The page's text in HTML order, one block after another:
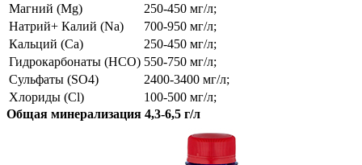
Магний (Mg)
250-450 мг/л;
Натрий+ Калий (Na)
700-950 мг/л;
Кальций (Ca)
250-450 мг/л;
Гидрокарбонаты (HCO) 550-750 мг/л;
Сульфаты (SO4)
2400-3400 мг/л;
Хлориды (Cl)
100-500 мг/л;
Общая минерализация 4,3-6,5 г/л